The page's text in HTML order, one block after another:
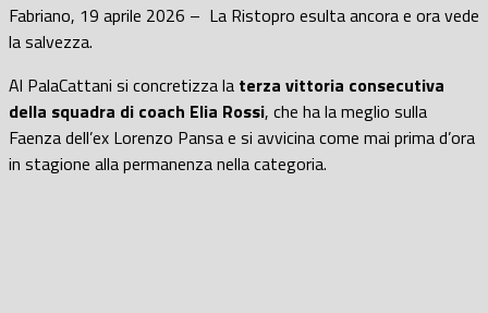
Fabriano, 19 aprile 2026 – La Ristopro esulta ancora e ora vede
la salvezza.
Al PalaCattani si concretizza la terza vittoria consecutiva
della squadra di coach Elia Rossi, che ha la meglio sulla
Faenza dell’ex Lorenzo Pansa e si avvicina come mai prima d’ora
in stagione alla permanenza nella categoria.